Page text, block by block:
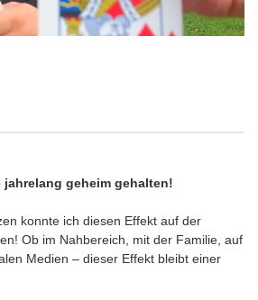
jahrelang geheim gehalten!
konnte ich diesen Effekt auf der
Ob im Nahbereich, mit der Familie, auf
Medien – dieser Effekt bleibt einer